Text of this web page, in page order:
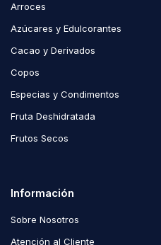
Arroces
Azúcares y Edulcorantes
Cacao y Derivados
Copos
Especias y Condimentos
Fruta Deshidratada
Frutos Secos
Información
Sobre Nosotros
Atención al Cliente